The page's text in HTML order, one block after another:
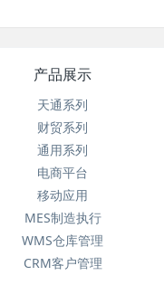
产品展示
天通系列
财贸系列
通用系列
电商平台
移动应用
MES制造执行
WMS仓库管理
CRM客户管理